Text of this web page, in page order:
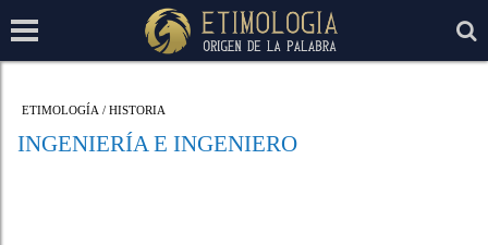
ETIMOLOGÍA / HISTORIA
INGENIERÍA E INGENIERO